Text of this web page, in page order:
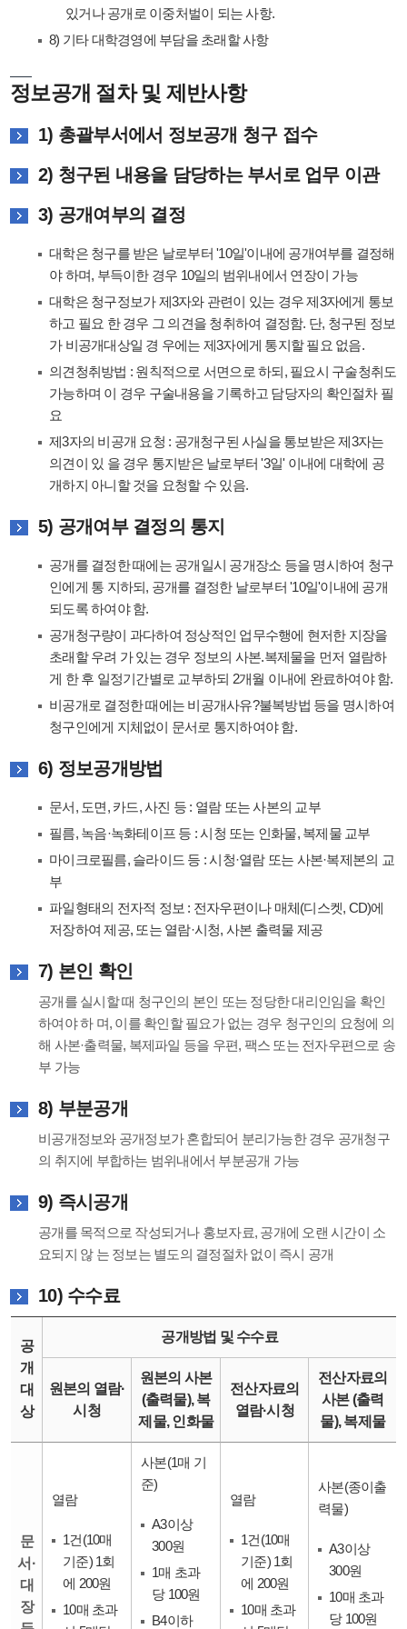
있거나 공개로 이중처벌이 되는 사항.
8) 기타 대학경영에 부담을 초래할 사항
정보공개 절차 및 제반사항
1) 총괄부서에서 정보공개 청구 접수
2) 청구된 내용을 담당하는 부서로 업무 이관
3) 공개여부의 결정
대학은 청구를 받은 날로부터 '10일'이내에 공개여부를 결정해
야 하며, 부득이한 경우 10일의 범위내에서 연장이 가능
대학은 청구정보가 제3자와 관련이 있는 경우 제3자에게 통보
하고 필요 한 경우 그 의견을 청취하여 결정함. 단, 청구된 정보
가 비공개대상일 경 우에는 제3자에게 통지할 필요 없음.
의견청취방법 : 원칙적으로 서면으로 하되, 필요시 구술청취도
가능하며 이 경우 구술내용을 기록하고 담당자의 확인절차 필
요
제3자의 비공개 요청 : 공개청구된 사실을 통보받은 제3자는
의견이 있 을 경우 통지받은 날로부터 '3일' 이내에 대학에 공
개하지 아니할 것을 요청할 수 있음.
5) 공개여부 결정의 통지
공개를 결정한 때에는 공개일시 공개장소 등을 명시하여 청구
인에게 통 지하되, 공개를 결정한 날로부터 '10일'이내에 공개
되도록 하여야 함.
공개청구량이 과다하여 정상적인 업무수행에 현저한 지장을
초래할 우려 가 있는 경우 정보의 사본.복제물을 먼저 열람하
게 한 후 일정기간별로 교부하되 2개월 이내에 완료하여야 함.
비공개로 결정한 때에는 비공개사유?불복방법 등을 명시하여
청구인에게 지체없이 문서로 통지하여야 함.
6) 정보공개방법
문서, 도면, 카드, 사진 등 : 열람 또는 사본의 교부
필름, 녹음·녹화테이프 등 : 시청 또는 인화물, 복제물 교부
마이크로필름, 슬라이드 등 : 시청·열람 또는 사본·복제본의 교
부
파일형태의 전자적 정보 : 전자우편이나 매체(디스켓, CD)에
저장하여 제공, 또는 열람·시청, 사본 출력물 제공
7) 본인 확인
공개를 실시할 때 청구인의 본인 또는 정당한 대리인임을 확인
하여야 하 며, 이를 확인할 필요가 없는 경우 청구인의 요청에 의
해 사본·출력물, 복제파일 등을 우편, 팩스 또는 전자우편으로 송
부 가능
8) 부분공개
비공개정보와 공개정보가 혼합되어 분리가능한 경우 공개청구
의 취지에 부합하는 범위내에서 부분공개 가능
9) 즉시공개
공개를 목적으로 작성되거나 홍보자료, 공개에 오랜 시간이 소
요되지 않 는 정보는 별도의 결정절차 없이 즉시 공개
10) 수수료
공
개
대
상
공개방법 및 수수료
원본의 열람·
시청
원본의 사본
(출력물), 복
제물, 인화물
전산자료의
열람·시청
전산자료의
사본 (출력
물), 복제물
문
서·
대
장
열람
1건(10매
기준) 1회
에 200원
10매 초과
사본(1매 기
준)
A3이상
300원
1매 초과
당 100원
B4이하
열람
1건(10매
기준) 1회
에 200원
10매 초과
사본(종이출
력물)
A3이상
300원
10매 초과
당 100원